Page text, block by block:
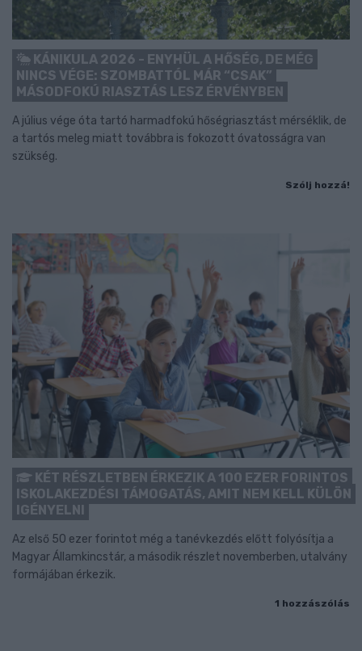
KÁNIKULA 2026 - ENYHÜL A HŐSÉG, DE MÉG
NINCS VÉGE: SZOMBATTÓL MÁR “CSAK”
MÁSODFOKÚ RIASZTÁS LESZ ÉRVÉNYBEN
A július vége óta tartó harmadfokú hőségriasztást mérséklik, de
a tartós meleg miatt továbbra is fokozott óvatosságra van
szükség.
Szólj hozzá!
KÉT RÉSZLETBEN ÉRKEZIK A 100 EZER FORINTOS
ISKOLAKEZDÉSI TÁMOGATÁS, AMIT NEM KELL KÜLÖN
IGÉNYELNI
Az első 50 ezer forintot még a tanévkezdés előtt folyósítja a
Magyar Államkincstár, a második részlet novemberben, utalvány
formájában érkezik.
1 hozzászólás